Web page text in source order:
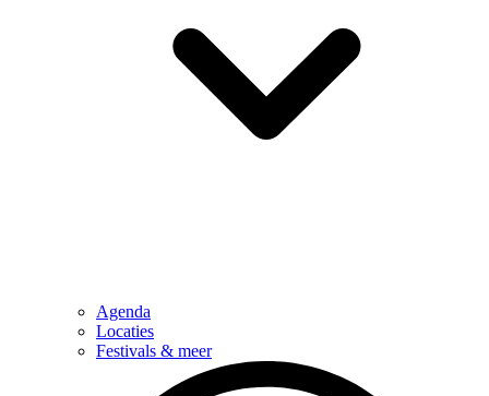
Agenda
Locaties
Festivals & meer